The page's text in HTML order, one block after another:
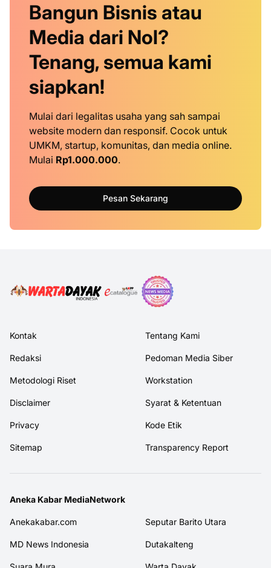
Bangun Bisnis atau
Media dari Nol?
Tenang, semua kami
siapkan!
Mulai dari legalitas usaha yang sah sampai
website modern dan responsif. Cocok untuk
UMKM, startup, komunitas, dan media online.
Mulai Rp1.000.000.
Pesan Sekarang
Kontak Tentang Kami
Redaksi Pedoman Media Siber
Metodologi Riset Workstation
Disclaimer Syarat & Ketentuan
Privacy Kode Etik
Sitemap Transparency Report
Aneka Kabar MediaNetwork
Anekakabar.com Seputar Barito Utara
MD News Indonesia Dutakalteng